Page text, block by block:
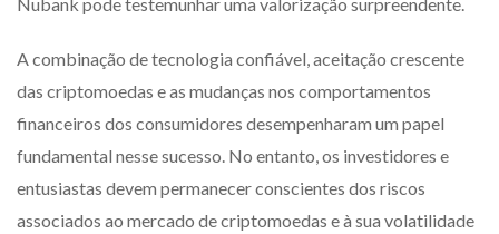
Nubank pode testemunhar uma valorização surpreendente.
A combinação de tecnologia confiável, aceitação crescente
das criptomoedas e as mudanças nos comportamentos
financeiros dos consumidores desempenharam um papel
fundamental nesse sucesso. No entanto, os investidores e
entusiastas devem permanecer conscientes dos riscos
associados ao mercado de criptomoedas e à sua volatilidade